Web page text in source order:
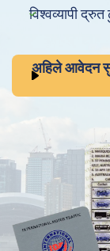
विश्वव्यापी द्रुत
अहिले आवेदन